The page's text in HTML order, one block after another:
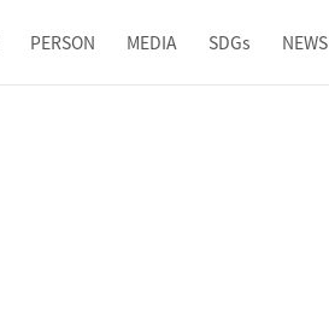
PERSON MEDIA SDGs NEWS